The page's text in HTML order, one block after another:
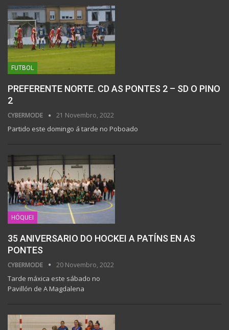
FUTBOL
PREFERENTE NORTE. CD AS PONTES 2 – SD O PINO
2
CYBERMODE 21 Novembro, 2022
Partido este domingo á tarde no Poboado
HÓQUEI
35 ANIVERSARIO DO HOCKEI A PATÍNS EN AS
PONTES
CYBERMODE 20 Novembro, 2022
Tarde máxica este sábado no
Pavillón de A Magdalena